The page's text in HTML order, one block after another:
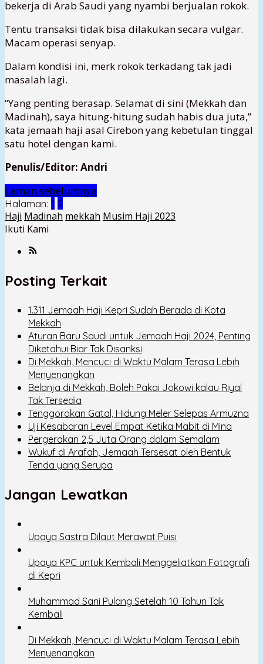
bekerja di Arab Saudi yang nyambi berjualan rokok.
Tentu transaksi tidak bisa dilakukan secara vulgar.
Macam operasi senyap.
Dalam kondisi ini, merk rokok terkadang tak jadi
masalah lagi.
“Yang penting berasap. Selamat di sini (Mekkah dan
Madinah), saya hitung-hitung sudah habis dua juta,”
kata jemaah haji asal Cirebon yang kebetulan tinggal
satu hotel dengan kami.
Penulis/Editor: Andri
Laman sebelumnya
Halaman: 1 2
Haji Madinah mekkah Musim Haji 2023
Ikuti Kami
Posting Terkait
1.311 Jemaah Haji Kepri Sudah Berada di Kota
Mekkah
Aturan Baru Saudi untuk Jemaah Haji 2024, Penting
Diketahui Biar Tak Disanksi
Di Mekkah, Mencuci di Waktu Malam Terasa Lebih
Menyenangkan
Belanja di Mekkah, Boleh Pakai Jokowi kalau Riyal
Tak Tersedia
Tenggorokan Gatal, Hidung Meler Selepas Armuzna
Uji Kesabaran Level Empat Ketika Mabit di Mina
Pergerakan 2,5 Juta Orang dalam Semalam
Wukuf di Arafah, Jemaah Tersesat oleh Bentuk
Tenda yang Serupa
Jangan Lewatkan
Upaya Sastra Dilaut Merawat Puisi
Upaya KPC untuk Kembali Menggeliatkan Fotografi
di Kepri
Muhammad Sani Pulang Setelah 10 Tahun Tak
Kembali
Di Mekkah, Mencuci di Waktu Malam Terasa Lebih
Menyenangkan